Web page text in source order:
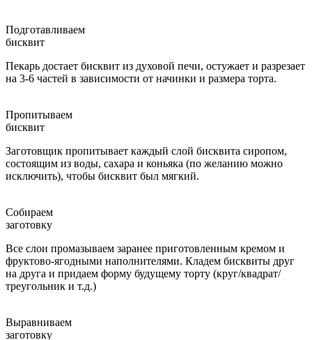
Подготавливаем
бисквит
Пекарь достает бисквит из духовой печи, остужает и разрезает
на 3-6 частей в зависимости от начинки и размера торта.
Пропитываем
бисквит
Заготовщик пропитывает каждый слой бисквита сиропом,
состоящим из воды, сахара и коньяка (по желанию можно
исключить), чтобы бисквит был мягкий.
Собираем
заготовку
Все слои промазываем заранее приготовленным кремом и
фруктово-ягодными наполнителями. Кладем бисквиты друг
на друга и придаем форму будущему торту (круг/квадрат/
треугольник и т.д.)
Выравниваем
заготовку